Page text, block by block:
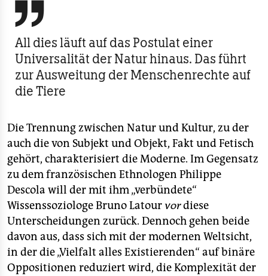
verlag
verlag
veranstaltungen
shop
unterstützen
abo
genossenschaft
epaper login

All dies läuft auf das Postulat einer
Universalität der Natur hinaus. Das führt
zur Ausweitung der Menschenrechte auf
die Tiere
Die Trennung zwischen Natur und Kultur, zu der
auch die von Subjekt und Objekt, Fakt und Fetisch
gehört, charakterisiert die Moderne. Im Gegensatz
zu dem französischen Ethnologen Philippe
Descola will der mit ihm „verbündete“
Wissenssoziologe Bruno Latourvordiese
Unterscheidungen zurück. Dennoch gehen beide
davon aus, dass sich mit der modernen Weltsicht,
in der die „Vielfalt alles Existierenden“ auf binäre
Oppositionen reduziert wird, die Komplexität der